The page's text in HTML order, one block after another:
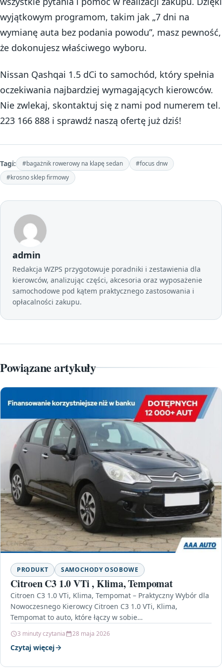
wyjątkowym programom, takim jak „7 dni na
wymianę auta bez podania powodu”, masz pewność,
że dokonujesz właściwego wyboru.
Nissan Qashqai 1.5 dCi to samochód, który spełnia
oczekiwania najbardziej wymagających kierowców.
Nie zwlekaj, skontaktuj się z nami pod numerem tel.
223 166 888 i sprawdź naszą ofertę już dziś!
Tagi: #bagażnik rowerowy na klapę sedan
#focus dnw
#krosno sklep firmowy
admin
Redakcja WZPS przygotowuje poradniki i zestawienia dla
kierowców, analizując części, akcesoria oraz wyposażenie
samochodowe pod kątem praktycznego zastosowania i
opłacalności zakupu.
Powiązane artykuły
PRODUKT SAMOCHODY OSOBOWE
Citroen C3 1.0 VTi , Klima, Tempomat
Citroen C3 1.0 VTi, Klima, Tempomat – Praktyczny Wybór dla
Nowoczesnego Kierowcy Citroen C3 1.0 VTi, Klima,
Tempomat to auto, które łączy w sobie…
3 minuty czytania 28 maja 2026
Czytaj więcej